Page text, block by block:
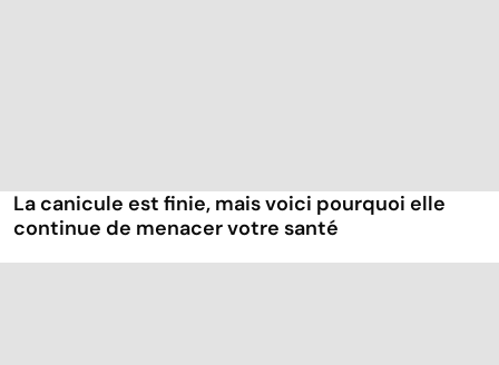
La canicule est finie, mais voici pourquoi elle
continue de menacer votre santé